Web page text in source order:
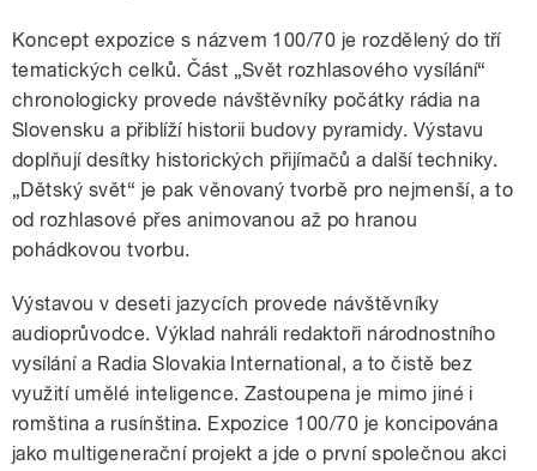
Koncept expozice s názvem 100/70 je rozdělený do tří
tematických celků. Část „Svět rozhlasového vysílání“
chronologicky provede návštěvníky počátky rádia na
Slovensku a přiblíží historii budovy pyramidy. Výstavu
doplňují desítky historických přijímačů a další techniky.
„Dětský svět“ je pak věnovaný tvorbě pro nejmenší, a to
od rozhlasové přes animovanou až po hranou
pohádkovou tvorbu.
Výstavou v deseti jazycích provede návštěvníky
audioprůvodce. Výklad nahráli redaktoři národnostního
vysílání a Radia Slovakia International, a to čistě bez
využití umělé inteligence. Zastoupena je mimo jiné i
romština a rusínština. Expozice 100/70 je koncipována
jako multigenerační projekt a jde o první společnou akci